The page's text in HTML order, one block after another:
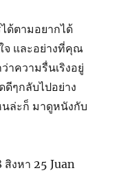
ด้ตามอยากได้
จ และอย่างที่คุณ
าความรื่นเริงอยู่
ๆกลับไปอย่าง
ล่ะก็ มาดูหนังกับ
งหา 25 Juan